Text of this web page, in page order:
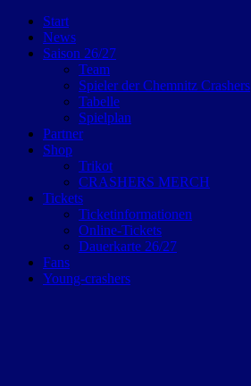
Start
News
Saison 26/27
Team
Spieler der Chemnitz Crashers
Tabelle
Spielplan
Partner
Shop
Trikot
CRASHERS MERCH
Tickets
Ticketinformationen
Online-Tickets
Dauerkarte 26/27
Fans
Young-crashers